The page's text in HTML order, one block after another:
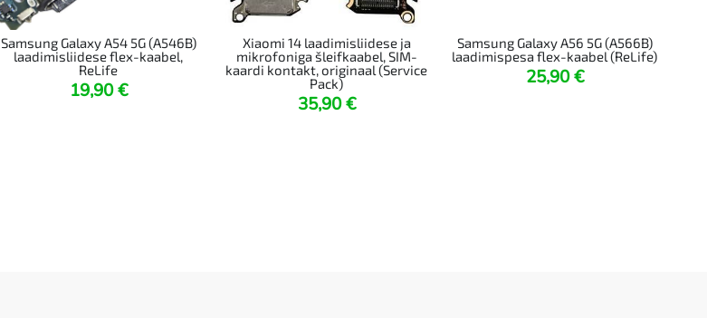
Samsung Galaxy A54 5G (A546B)
laadimisliidese flex-kaabel,
ReLife
19,90€
Xiaomi 14 laadimisliidese ja
mikrofoniga šleifkaabel, SIM-
kaardi kontakt, originaal (Service
Pack)
35,90€
Samsung Galaxy A56 5G (A566B)
laadimispesa flex-kaabel (ReLife)
25,90€